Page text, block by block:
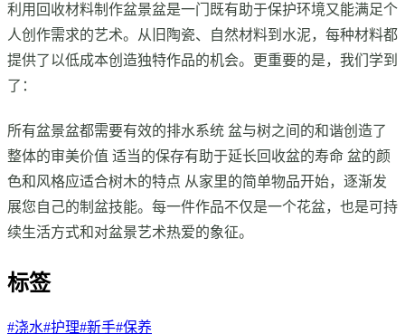
利用回收材料制作盆景盆是一门既有助于保护环境又能满足个
人创作需求的艺术。从旧陶瓷、自然材料到水泥，每种材料都
提供了以低成本创造独特作品的机会。更重要的是，我们学到
了：
所有盆景盆都需要有效的排水系统 盆与树之间的和谐创造了
整体的审美价值 适当的保存有助于延长回收盆的寿命 盆的颜
色和风格应适合树木的特点 从家里的简单物品开始，逐渐发
展您自己的制盆技能。每一件作品不仅是一个花盆，也是可持
续生活方式和对盆景艺术热爱的象征。
标签
#浇水#护理#新手#保养